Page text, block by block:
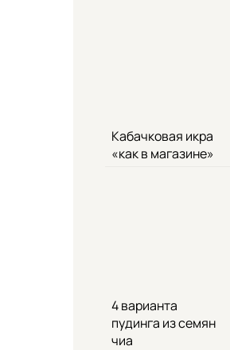
Кабачковая икра
«как в магазине»
4 варианта
пудинга из семян
чиа